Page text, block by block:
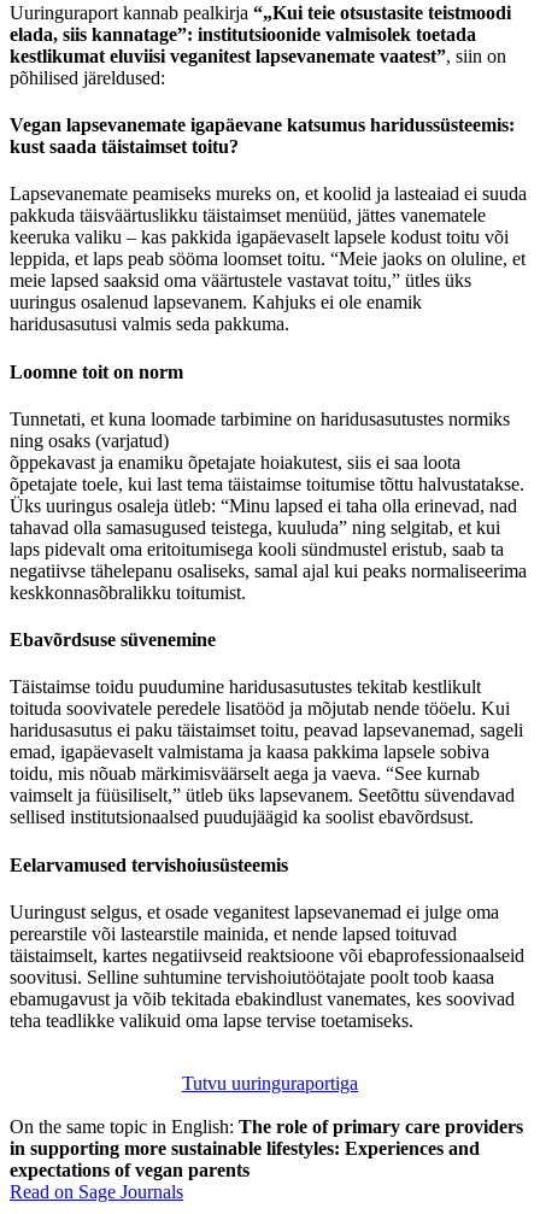
Uuringuraport kannab pealkirja “„Kui teie otsustasite teistmoodi
elada, siis kannatage”: institutsioonide valmisolek toetada
kestlikumat eluviisi veganitest lapsevanemate vaatest”, siin on
põhilised järeldused:
Vegan lapsevanemate igapäevane katsumus haridussüsteemis:
kust saada täistaimset toitu?
Lapsevanemate peamiseks mureks on, et koolid ja lasteaiad ei suuda
pakkuda täisväärtuslikku täistaimset menüüd, jättes vanematele
keeruka valiku – kas pakkida igapäevaselt lapsele kodust toitu või
leppida, et laps peab sööma loomset toitu. “Meie jaoks on oluline, et
meie lapsed saaksid oma väärtustele vastavat toitu,” ütles üks
uuringus osalenud lapsevanem. Kahjuks ei ole enamik
haridusasutusi valmis seda pakkuma.
Loomne toit on norm
Tunnetati, et kuna loomade tarbimine on haridusasutustes normiks
ning osaks (varjatud)
õppekavast ja enamiku õpetajate hoiakutest, siis ei saa loota
õpetajate toele, kui last tema täistaimse toitumise tõttu halvustatakse.
Üks uuringus osaleja ütleb: “Minu lapsed ei taha olla erinevad, nad
tahavad olla samasugused teistega, kuuluda” ning selgitab, et kui
laps pidevalt oma eritoitumisega kooli sündmustel eristub, saab ta
negatiivse tähelepanu osaliseks, samal ajal kui peaks normaliseerima
keskkonnasõbralikku toitumist.
Ebavõrdsuse süvenemine
Täistaimse toidu puudumine haridusasutustes tekitab kestlikult
toituda soovivatele peredele lisatööd ja mõjutab nende tööelu. Kui
haridusasutus ei paku täistaimset toitu, peavad lapsevanemad, sageli
emad, igapäevaselt valmistama ja kaasa pakkima lapsele sobiva
toidu, mis nõuab märkimisväärselt aega ja vaeva. “See kurnab
vaimselt ja füüsiliselt,” ütleb üks lapsevanem. Seetõttu süvendavad
sellised institutsionaalsed puudujäägid ka soolist ebavõrdsust.
Eelarvamused tervishoiusüsteemis
Uuringust selgus, et osade veganitest lapsevanemad ei julge oma
perearstile või lastearstile mainida, et nende lapsed toituvad
täistaimselt, kartes negatiivseid reaktsioone või ebaprofessionaalseid
soovitusi. Selline suhtumine tervishoiutöötajate poolt toob kaasa
ebamugavust ja võib tekitada ebakindlust vanemates, kes soovivad
teha teadlikke valikuid oma lapse tervise toetamiseks.
Tutvu uuringuraportiga
On the same topic in English: The role of primary care providers
in supporting more sustainable lifestyles: Experiences and
expectations of vegan parents
Read on Sage Journals